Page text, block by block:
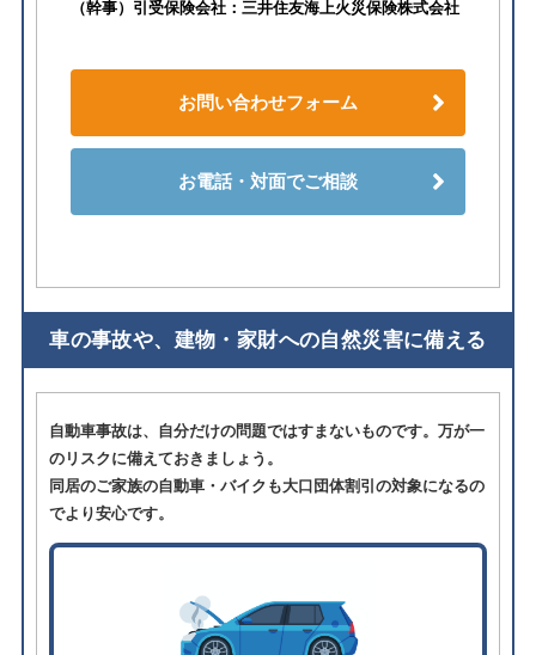
（幹事）引受保険会社：三井住友海上火災保険株式会社
お問い合わせフォーム
お電話・対面でご相談
車の事故や、建物・家財への自然災害に備える
自動車事故は、自分だけの問題ではすまないものです。万が一
のリスクに備えておきましょう。
同居のご家族の自動車・バイクも大口団体割引の対象になるの
でより安心です。